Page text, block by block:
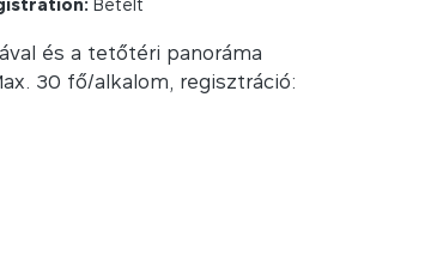
Betelt
és a tetőtéri panoráma
30 fő/alkalom, regisztráció: